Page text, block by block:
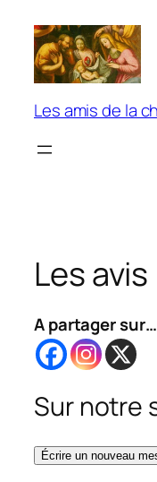
contenu
Les amis de la
Les avis
A partager sur…
Sur notre